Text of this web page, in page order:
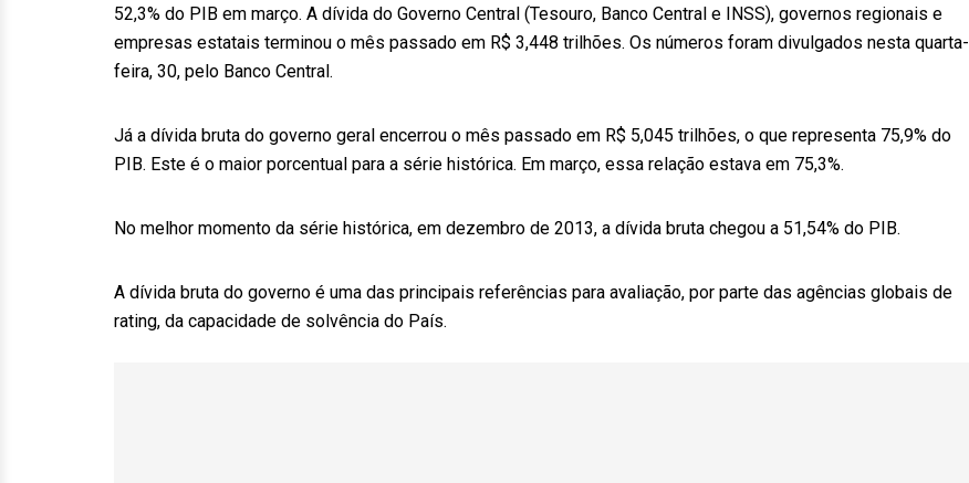
52,3% do PIB em março. A dívida do Governo Central (Tesouro, Banco Central e INSS), governos regionais e
empresas estatais terminou o mês passado em R$ 3,448 trilhões. Os números foram divulgados nesta quarta-
feira, 30, pelo Banco Central.
Já a dívida bruta do governo geral encerrou o mês passado em R$ 5,045 trilhões, o que representa 75,9% do
PIB. Este é o maior porcentual para a série histórica. Em março, essa relação estava em 75,3%.
No melhor momento da série histórica, em dezembro de 2013, a dívida bruta chegou a 51,54% do PIB.
A dívida bruta do governo é uma das principais referências para avaliação, por parte das agências globais de
rating, da capacidade de solvência do País.